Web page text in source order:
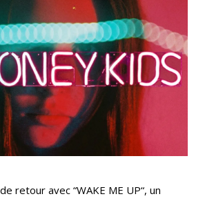
retour avec “WAKE ME UP“, un